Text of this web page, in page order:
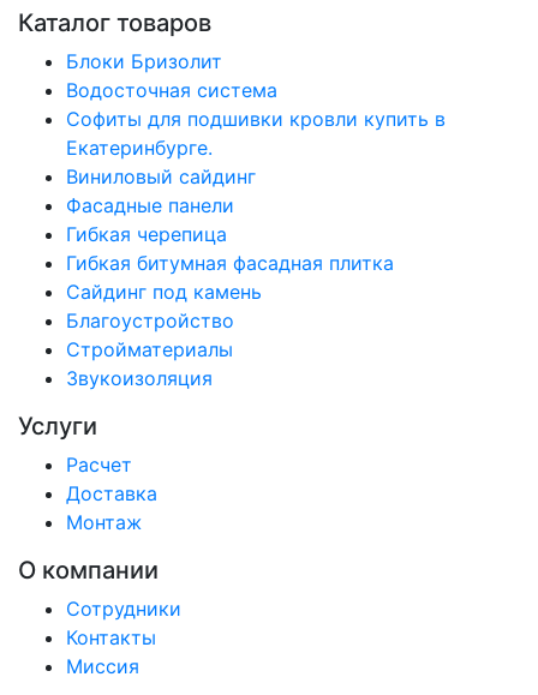
Каталог товаров
Блоки Бризолит
Водосточная система
Софиты для подшивки кровли купить в
Екатеринбурге.
Виниловый сайдинг
Фасадные панели
Гибкая черепица
Гибкая битумная фасадная плитка
Сайдинг под камень
Благоустройство
Стройматериалы
Звукоизоляция
Услуги
Расчет
Доставка
Монтаж
О компании
Сотрудники
Контакты
Миссия